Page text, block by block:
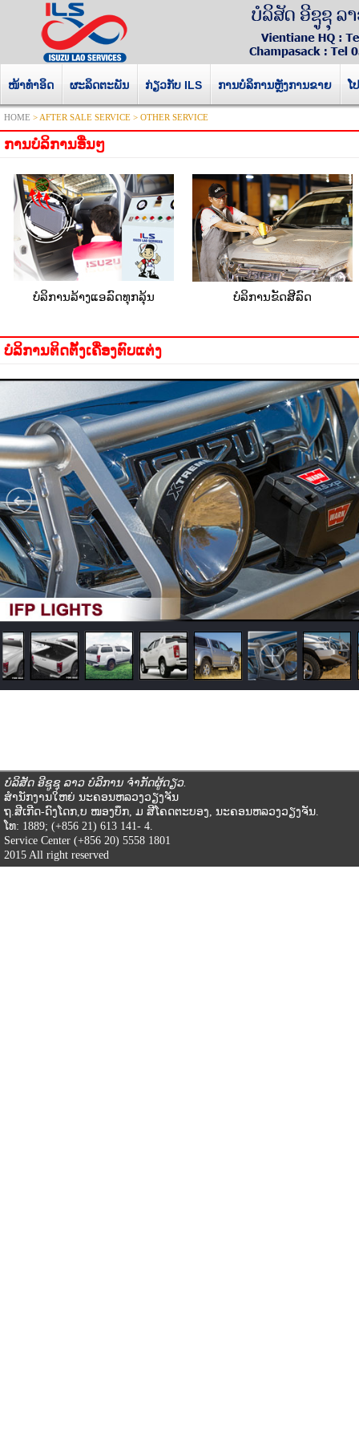
ໜ້າທໍາອິດ ຜະລິດຕະພັນ ກ່ຽວກັບ ILS ການບໍລິການຫຼັງການຂາຍ ໂ
HOME > AFTER SALE SERVICE > OTHER SERVICE
ການບໍລິການອື່ນໆ
ບໍລິການລ້າງແອລົດທຸກລຸ້ນ ບໍລິການຂັດສີລົດ
ບໍລິການຕິດຕັ້ງເຄື່ອງຕົບແຕ່ງ
ບໍລິສັດ ອີຊູຊຸ ລາວ ບໍລິການ ຈໍາກັດຜູ້ດຽວ.
ສໍານັກງານໃຫຍ່ ນະຄອນຫລວງວຽງຈັນ
ຖ.ສີເກີດ-ດົງໂດກ,ບ ໜອງບຶກ, ມ ສີໂຄດຕະບອງ, ນະຄອນຫລວງວຽງຈັນ.
ໂທ: 1889; (+856 21) 613 141- 4.
Service Center (+856 20) 5558 1801
2015 All right reserved